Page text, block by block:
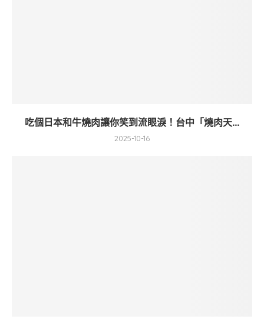
吃個日本和牛燒肉讓你笑到流眼淚！台中「燒肉天...
2025-10-16